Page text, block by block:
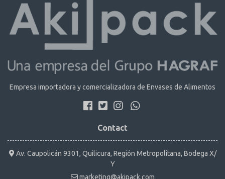
Empresa importadora y comercializadora de Envases de Alimentos
Contact
Av. Caupolicán 9301, Quilicura, Región Metropolitana, Bodega X/
Y
marketing@akipack.com